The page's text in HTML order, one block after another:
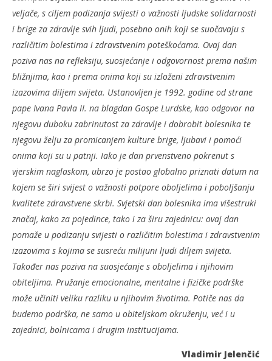
veljače, s ciljem podizanja svijesti o važnosti ljudske solidarnosti
i brige za zdravlje svih ljudi, posebno onih koji se suočavaju s
različitim bolestima i zdravstvenim poteškoćama. Ovaj dan
poziva nas na refleksiju, suosjećanje i odgovornost prema našim
bližnjima, kao i prema onima koji su izloženi zdravstvenim
izazovima diljem svijeta. Ustanovljen je 1992. godine od strane
pape Ivana Pavla II. na blagdan Gospe Lurdske, kao odgovor na
njegovu duboku zabrinutost za zdravlje i dobrobit bolesnika te
njegovu želju za promicanjem kulture brige, ljubavi i pomoći
onima koji su u patnji. Iako je dan prvenstveno pokrenut s
vjerskim naglaskom, ubrzo je postao globalno priznati datum na
kojem se širi svijest o važnosti potpore oboljelima i poboljšanju
kvalitete zdravstvene skrbi. Svjetski dan bolesnika ima višestruki
značaj, kako za pojedince, tako i za širu zajednicu: ovaj dan
pomaže u podizanju svijesti o različitim bolestima i zdravstvenim
izazovima s kojima se susreću milijuni ljudi diljem svijeta.
Također nas poziva na suosjećanje s oboljelima i njihovim
obiteljima. Pružanje emocionalne, mentalne i fizičke podrške
može učiniti veliku razliku u njihovim životima. Potiče nas da
budemo podrška, ne samo u obiteljskom okruženju, već i u
zajednici, bolnicama i drugim institucijama.
Vladimir Jelenčić